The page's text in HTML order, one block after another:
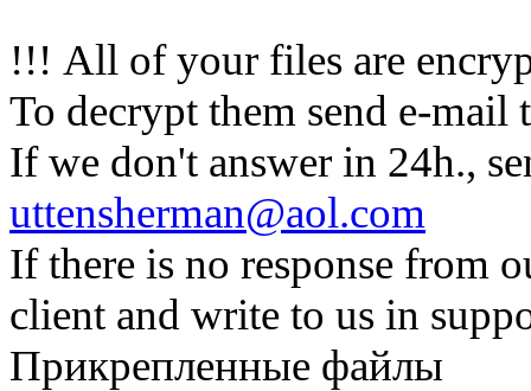
!!! All of your files are
To decrypt them send e-mail
If we don't answer in 24h.,
uttensherman@aol.com
If there is no response from
client and write to us in
Прикрепленные файлы